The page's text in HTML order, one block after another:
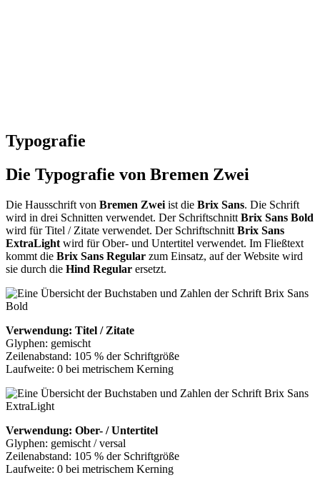
Typografie
Die Typografie von Bremen Zwei
Die Hausschrift von Bremen Zwei ist die Brix Sans. Die Schrift
wird in drei Schnitten verwendet. Der Schriftschnitt Brix Sans Bold
wird für Titel / Zitate verwendet. Der Schriftschnitt Brix Sans
ExtraLight wird fürOber- und Untertitel verwendet. Im Fließtext
kommt die Brix Sans Regular zum Einsatz, auf der Website wird
sie durch die Hind Regular ersetzt.
Verwendung: Titel / Zitate
Glyphen: gemischt
Zeilenabstand: 105 % der Schriftgröße
Laufweite: 0 bei metrischem Kerning
Verwendung: Ober- / Untertitel
Glyphen: gemischt / versal
Zeilenabstand: 105 % der Schriftgröße
Laufweite: 0 bei metrischem Kerning